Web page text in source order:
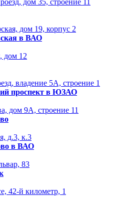
дом 19, корпус 2
в ВАО
дом 12
владение 5А, строение 1
проспект в ЮЗАО
дом 9A, строение 11
д.3, к.3
в ВАО
83
42-й километр, 1